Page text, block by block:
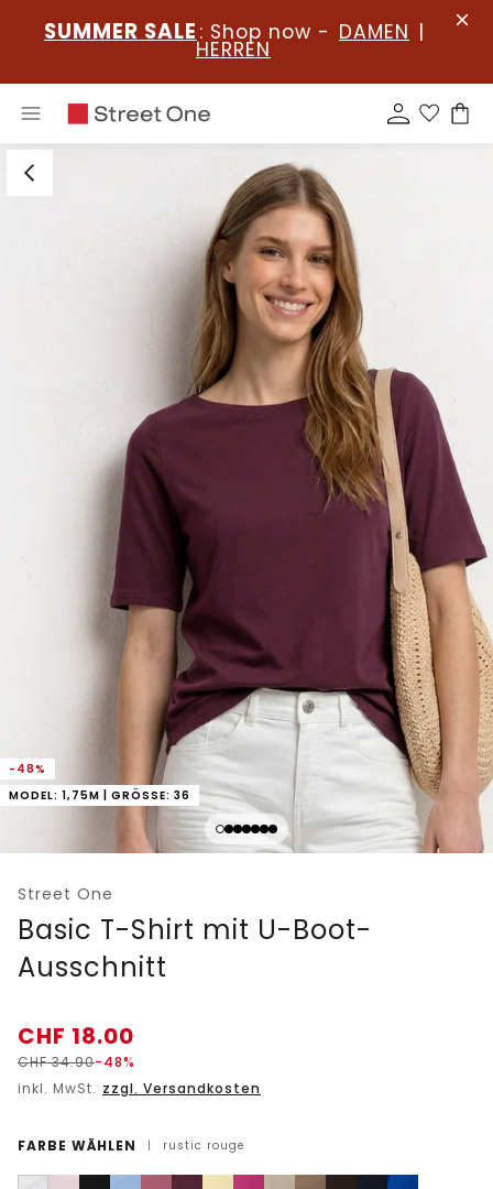
SUMMER SALE : Shop now - DAMEN |
HERREN
-48%
MODEL: 1,75M | GRÖSSE: 36
Street One
Basic T-Shirt mit U-Boot-
Ausschnitt
CHF 18.00
CHF34.90-48%
inkl. MwSt. zzgl. Versandkosten
FARBE WÄHLEN | rustic rouge